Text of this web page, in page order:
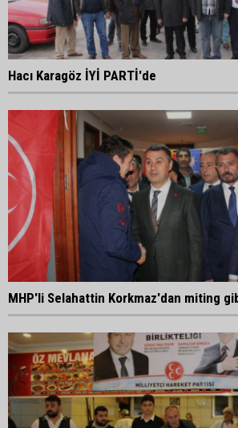
Hacı Karagöz İYİ PARTİ'de
MHP'li Selahattin Korkmaz'dan miting